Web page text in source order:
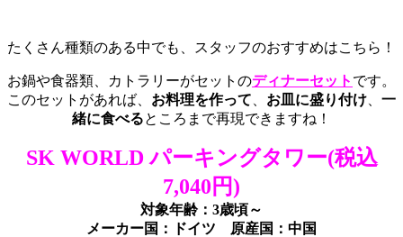
たくさん種類のある中でも、スタッフのおすすめはこちら！
お鍋や食器類、カトラリーがセットのディナーセット です。
このセットがあれば、 お料理を作って お皿に盛り付け
一
緒に食べるところまで再現できますね！
SK WORLD パーキングタワー(税込
7,040円)
対象年齢：3歳頃～
メーカー国：ドイツ 原産国：中国